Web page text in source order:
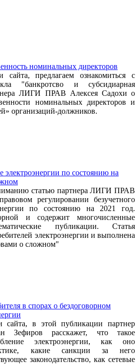
номинальных директоров
сайта, предлагаем ознакомиться с
"банкротсво и субсидиарная
ЛИГИ ПРАВ Алексея Садохи о
номинальных директоров и
организаций-должников.
электроэнергии по состоянию на
статью партнера ЛИГИ ПРАВ
регулировании безучетного
по состоянию на 2021 год.
и содержит многочисленные
публикации. Статья
электроэнергии и выполнена
о сложном"
в спорах о бездоговорном
сайта, в этой публикации партнер
Зефиров расскажет, что такое
электроэнергии, как оно
какие санкции за него
законодательство, как сетевые